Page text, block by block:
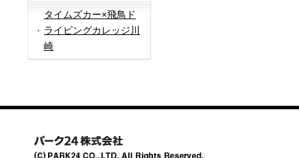
タイムズカー×飛鳥ド
ライビングカレッジ川
崎